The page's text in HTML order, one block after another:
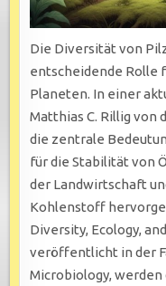
Die Diversität von
entscheidende Rolle
Planeten. In einer
Matthias C. Rillig von
die zentrale
für die Stabilität von
der Landwirtschaft
Kohlenstoff
Diversity, Ecology,
veröffentlicht in der
Microbiology,